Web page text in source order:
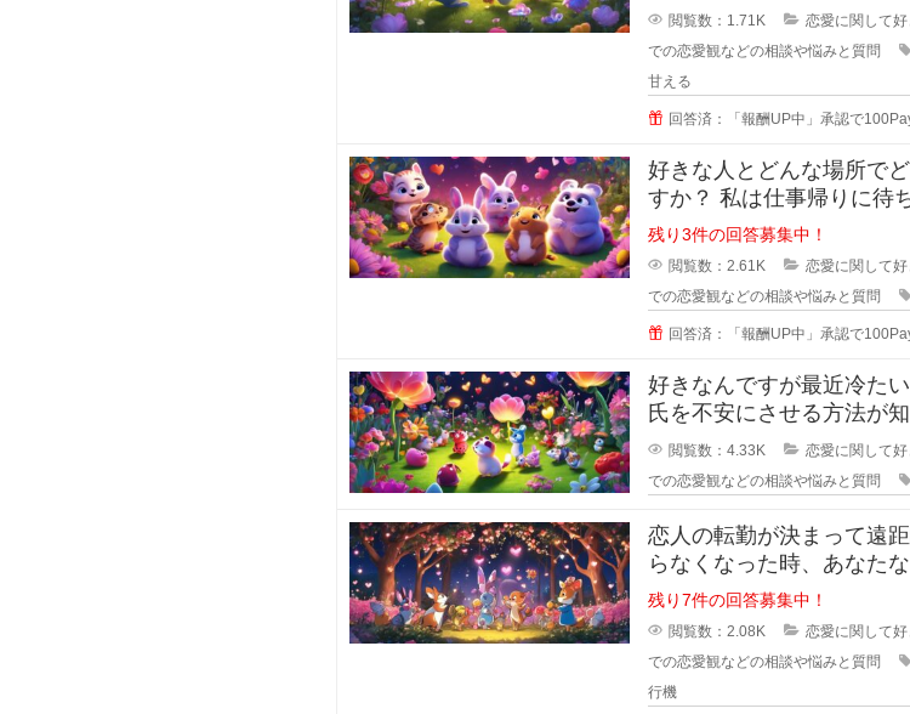
閲覧数：1.71K
恋愛に関して
での恋愛観などの相談や悩みと質問
甘える
回答済：「報酬UP中」承認で
好きな人とどんな場所で
すか？ 私は仕事帰りに待
ものを一緒に食べながら時
残り3件の回答募集中！
閲覧数：2.61K
恋愛に関して
での恋愛観などの相談や悩みと質問
回答済：「報酬UP中」承認で
好きなんですが最近冷た
氏を不安にさせる方法が
るのが当たり前になって
閲覧数：4.33K
恋愛に関して
での恋愛観などの相談や悩みと質問
恋人の転勤が決まって遠
らなくなった時、あなた
恋人の転勤が決まって遠距
残り7件の回答募集中！
閲覧数：2.08K
恋愛に関して
での恋愛観などの相談や悩みと質問
行機